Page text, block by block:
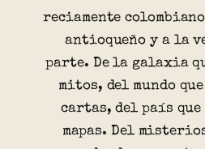
reciamente
antioqueño y a la
parte. De la galaxia
mitos, del mundo
cartas, del país que
mapas. Del